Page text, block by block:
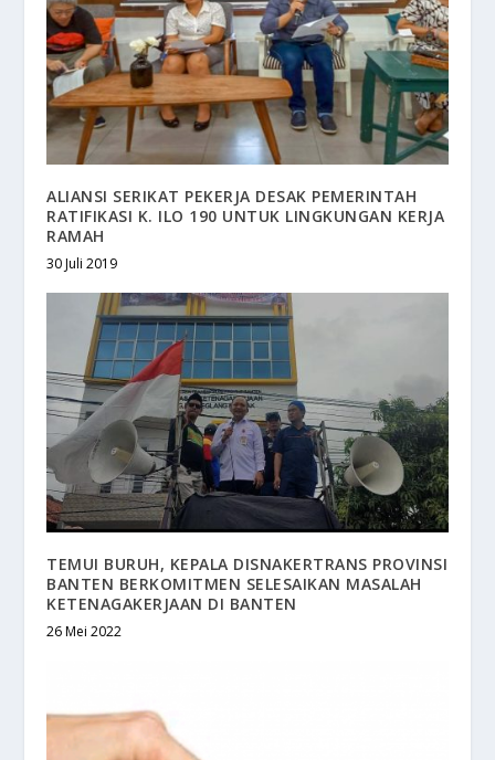
ALIANSI SERIKAT PEKERJA DESAK PEMERINTAH
RATIFIKASI K. ILO 190 UNTUK LINGKUNGAN KERJA
RAMAH
30 Juli 2019
TEMUI BURUH, KEPALA DISNAKERTRANS PROVINSI
BANTEN BERKOMITMEN SELESAIKAN MASALAH
KETENAGAKERJAAN DI BANTEN
26 Mei 2022